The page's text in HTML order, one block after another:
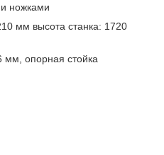
ножками
мм высота станка: 1720
мм, опорная стойка